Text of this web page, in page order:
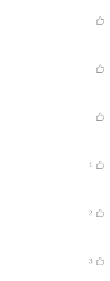
1
2
3